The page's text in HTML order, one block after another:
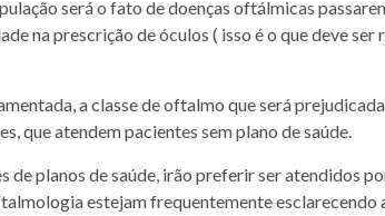
será o fato de doenças oftálmicas
na prescrição de óculos ( isso é o que deve ser
a classe de oftalmo que será
que atendem pacientes sem plano de saúde.
de planos de saúde, irão preferir ser atendidos
estejam frequentemente esclarecendo